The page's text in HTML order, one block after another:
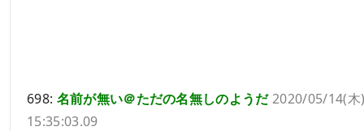
698: 名前が無い＠ただの名無しのようだ2020/05/14(木
15:35:03.09